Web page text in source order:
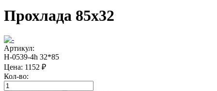
Прохлада 85x32
Артикул:
Н-0539-4h 32*85
Цена: 1152 ₽
Кол-во: